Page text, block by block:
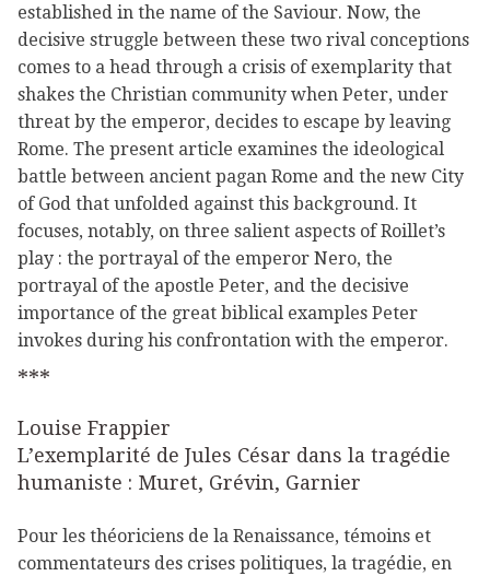
established in the name of the Saviour. Now, the
decisive struggle between these two rival conceptions
comes to a head through a crisis of exemplarity that
shakes the Christian community when Peter, under
threat by the emperor, decides to escape by leaving
Rome. The present article examines the ideological
battle between ancient pagan Rome and the new City
of God that unfolded against this background. It
focuses, notably, on three salient aspects of Roillet’s
play : the portrayal of the emperor Nero, the
portrayal of the apostle Peter, and the decisive
importance of the great biblical examples Peter
invokes during his confrontation with the emperor.
***
Louise Frappier
L’exemplarité de Jules César dans la tragédie
humaniste : Muret, Grévin, Garnier
Pour les théoriciens de la Renaissance, témoins et
commentateurs des crises politiques, la tragédie, en